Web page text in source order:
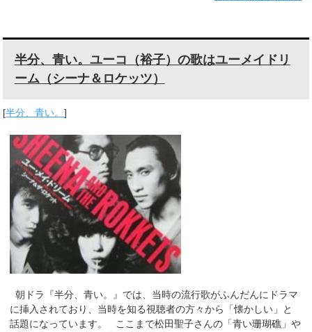
半分、青い。ユーコ（裕子）の歌はユーメイドリ
ーム（シーナ＆ロケッツ）
[半分、青い。]
朝ドラ『半分、青い。』では、当時の流行歌がふんだんにドラマ
に挿入されており、当時を知る視聴者の方々から「懐かしい」と
話題になっています。 ここまで松田聖子さんの「青い珊瑚礁」や